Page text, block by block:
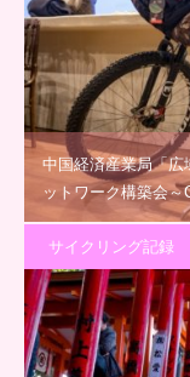
中国経済産業局「広
ットワーク構築会
サイクリング記録